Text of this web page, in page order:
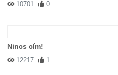
10701 0
Nincs cím!
12217 1